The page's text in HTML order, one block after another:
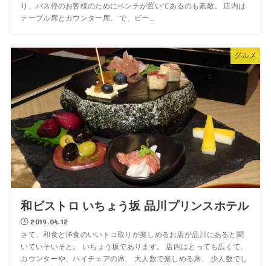
り、バス停のお客様のためにベンチが置いてあるのも素敵。 店内は
テーブル席とカウンター席。 で、ビー...
グルメ
和ビストロ いちょう坂 品川プリンスホテル
2019.04.12
さて、和食と洋食のいいトコ取りが楽しめるお店が品川にあると聞
いていそいそと。 いちょう坂であります。 店内はとっても広くて、
カウンターや、ハイチェアの席、 大人数で楽しめる席、 少人数でし